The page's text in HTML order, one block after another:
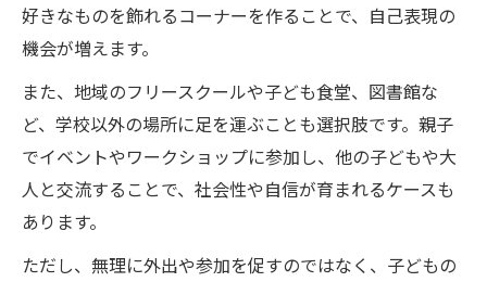
好きなものを飾れるコーナーを作ることで、自己表現の
機会が増えます。
また、地域のフリースクールや子ども食堂、図書館な
ど、学校以外の場所に足を運ぶことも選択肢です。親子
でイベントやワークショップに参加し、他の子どもや大
人と交流することで、社会性や自信が育まれるケースも
あります。
ただし、無理に外出や参加を促すのではなく、子どもの